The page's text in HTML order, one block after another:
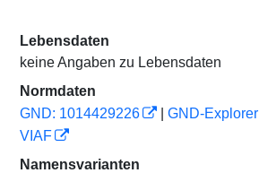
Lebensdaten
keine Angaben zu Lebensdaten
Normdaten
GND: 1014429226
GND-Explorer
VIAF
Namensvarianten